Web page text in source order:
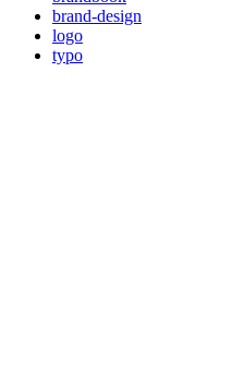
brand-design
logo
typo